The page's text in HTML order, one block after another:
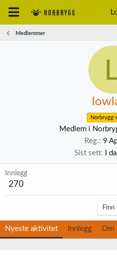
Medlemmer
Norbrygg-
Medlem i
Reg. 9
Sist sett
I
Innlegg
270
Finn
Nyeste aktivitet Innlegg Om